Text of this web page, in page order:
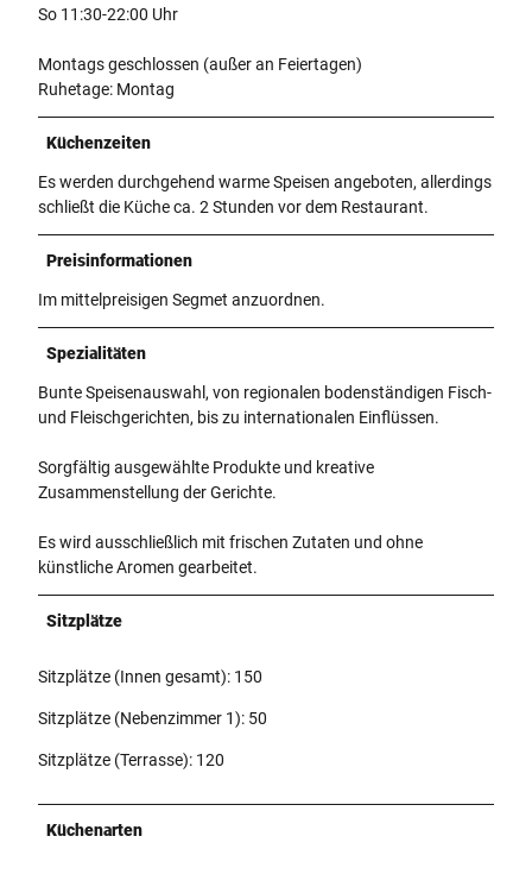
So 11:30-22:00 Uhr
Montags geschlossen (außer an Feiertagen)
Ruhetage: Montag
Küchenzeiten
Es werden durchgehend warme Speisen angeboten, allerdings
schließt die Küche ca. 2 Stunden vor dem Restaurant.
Preisinformationen
Im mittelpreisigen Segmet anzuordnen.
Spezialitäten
Bunte Speisenauswahl, von regionalen bodenständigen Fisch-
und Fleischgerichten, bis zu internationalen Einflüssen.
Sorgfältig ausgewählte Produkte und kreative
Zusammenstellung der Gerichte.
Es wird ausschließlich mit frischen Zutaten und ohne
künstliche Aromen gearbeitet.
Sitzplätze
Sitzplätze (Innen gesamt): 150
Sitzplätze (Nebenzimmer 1): 50
Sitzplätze (Terrasse): 120
Küchenarten